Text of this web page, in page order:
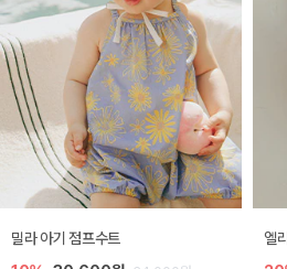
밀라 아기 점프수트 엘